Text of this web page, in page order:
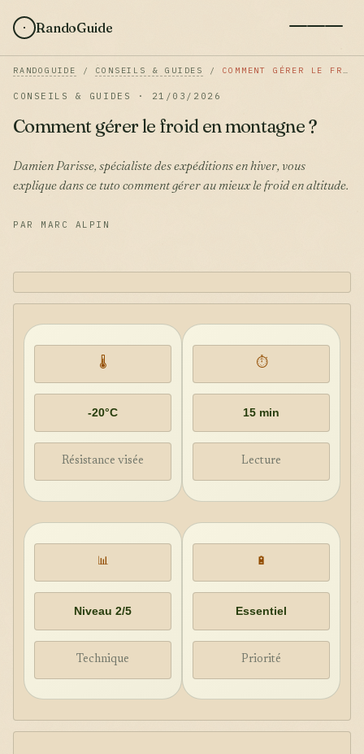
RandoGuide
RANDOGUIDE / CONSEILS & GUIDES / COMMENT GÉRER LE FROID EN MONTAGNE ?
CONSEILS & GUIDES · 21/03/2026
Comment gérer le froid en montagne ?
Damien Parisse, spécialiste des expéditions en hiver, vous
explique dans ce tuto comment gérer au mieux le froid en altitude.
PAR MARC ALPIN
🌡️
-20°C
Résistance visée
⏱️
15 min
Lecture
📊
Niveau 2/5
Technique
🔋
Essentiel
Priorité